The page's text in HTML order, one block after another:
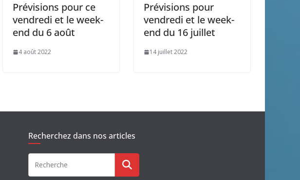
Prévisions pour ce
vendredi et le week-
end du 6 août
4 août 2022
Prévisions pour
vendredi et le week-
end du 16 juillet
14 juillet 2022
Recherchez dans nos articles